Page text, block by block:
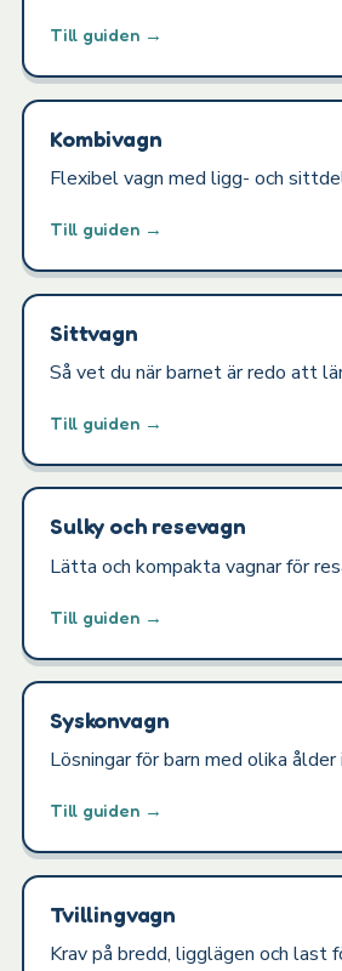
Till guiden →
Kombivagn
Flexibel vagn med ligg- och
Till guiden →
Sittvagn
Så vet du när barnet är redo att
Till guiden →
Sulky och resevagn
Lätta och kompakta vagnar för
Till guiden →
Syskonvagn
Lösningar för barn med olika ålder
Till guiden →
Tvillingvagn
Krav på bredd, ligglägen och last